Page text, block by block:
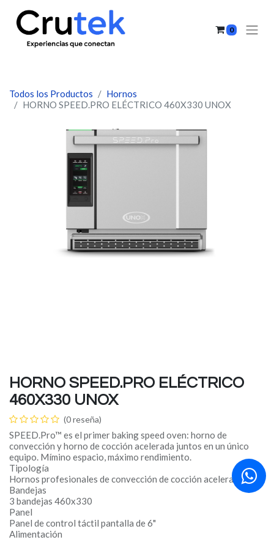
0
Todos los Productos
Hornos
HORNO SPEED.PRO ELÉCTRICO 460X330 UNOX
HORNO SPEED.PRO ELÉCTRICO
460X330 UNOX
(0 reseña)
SPEED.Pro™ es el primer baking speed oven: horno de
convección y horno de cocción acelerada juntos en un único
equipo. Mímino espacio, máximo rendimiento.
Tipología
Hornos profesionales de convección de cocción acelerada
Bandejas
3 bandejas 460x330
Panel
Panel de control táctil pantalla de 6"
Alimentación